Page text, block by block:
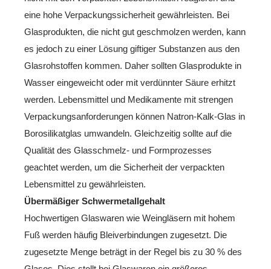
eine hohe Verpackungssicherheit gewährleisten. Bei
Glasprodukten, die nicht gut geschmolzen werden, kann
es jedoch zu einer Lösung giftiger Substanzen aus den
Glasrohstoffen kommen. Daher sollten Glasprodukte in
Wasser eingeweicht oder mit verdünnter Säure erhitzt
werden. Lebensmittel und Medikamente mit strengen
Verpackungsanforderungen können Natron-Kalk-Glas in
Borosilikatglas umwandeln. Gleichzeitig sollte auf die
Qualität des Glasschmelz- und Formprozesses
geachtet werden, um die Sicherheit der verpackten
Lebensmittel zu gewährleisten.
Übermäßiger Schwermetallgehalt
Hochwertigen Glaswaren wie Weingläsern mit hohem
Fuß werden häufig Bleiverbindungen zugesetzt. Die
zugesetzte Menge beträgt in der Regel bis zu 30 % des